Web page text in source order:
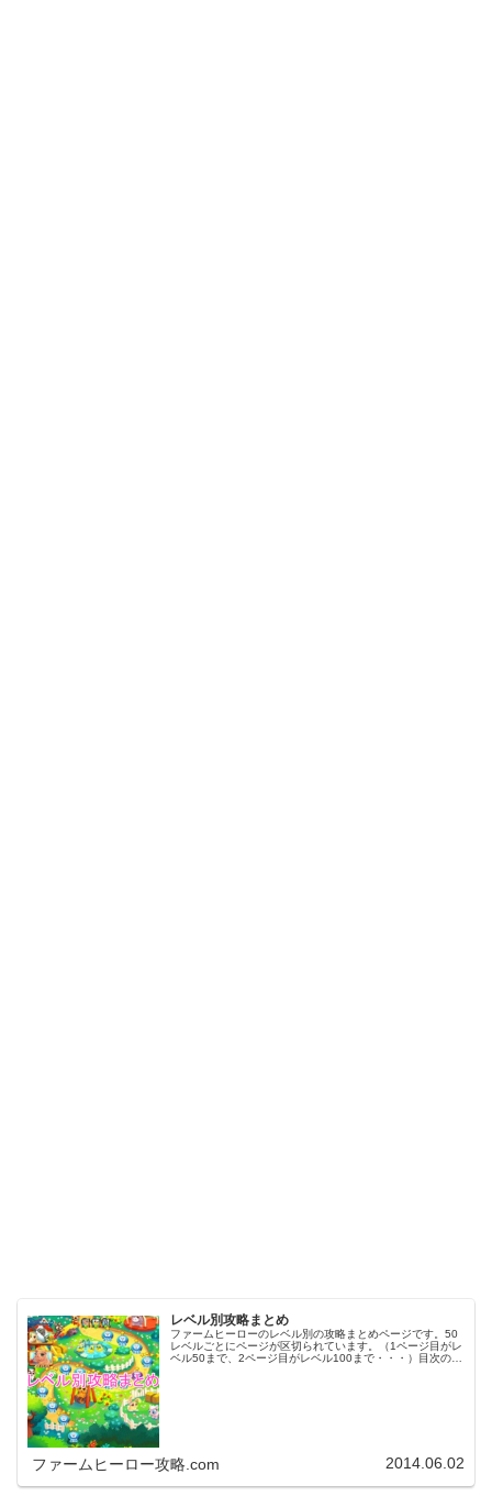
レベル別攻略まとめ
ファームヒーローのレベル別の攻略まとめページです。50
レベルごとにページが区切られています。（1ページ目がレ
ベル50まで、2ページ目がレベル100まで・・・）目次のリ
ファームヒーロー攻略.com 2014.06.02